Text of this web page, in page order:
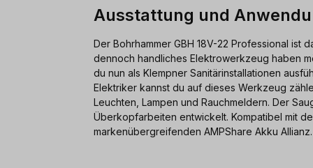
Ausstattung und
Der Bohrhammer GBH 18V-22 Professional
dennoch handliches Elektrowerkzeug haben
du nun als Klempner Sanitärinstallationen
Elektriker kannst du auf dieses Werkzeug
Leuchten, Lampen und Rauchmeldern. Der
Überkopfarbeiten entwickelt. Kompatibel mit
markenübergreifenden AMPShare Akku Allianz.